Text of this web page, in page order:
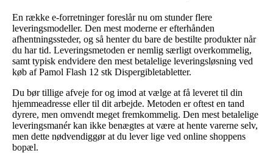
En række e-forretninger foreslår nu om stunder flere
leveringsmodeller. Den mest moderne er efterhånden
afhentningssteder, og så henter du bare de bestilte produkter når
du har tid. Leveringsmetoden er nemlig særligt overkommelig,
samt typisk endvidere den mest betalelige leveringsløsning ved
køb af Pamol Flash 12 stk Dispergibletabletter.
Du bør tillige afveje for og imod at vælge at få leveret til din
hjemmeadresse eller til dit arbejde. Metoden er oftest en tand
dyrere, men omvendt meget fremkommelig. Den mest betalelige
leveringsmanér kan ikke benægtes at være at hente varerne selv,
men dette nødvendiggør at du lever lige ved online shoppens
bopæl.